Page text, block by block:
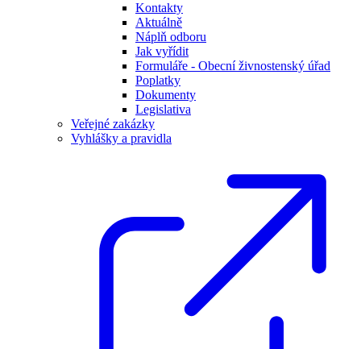
Kontakty
Aktuálně
Náplň odboru
Jak vyřídit
Formuláře - Obecní živnostenský úřad
Poplatky
Dokumenty
Legislativa
Veřejné zakázky
Vyhlášky a pravidla